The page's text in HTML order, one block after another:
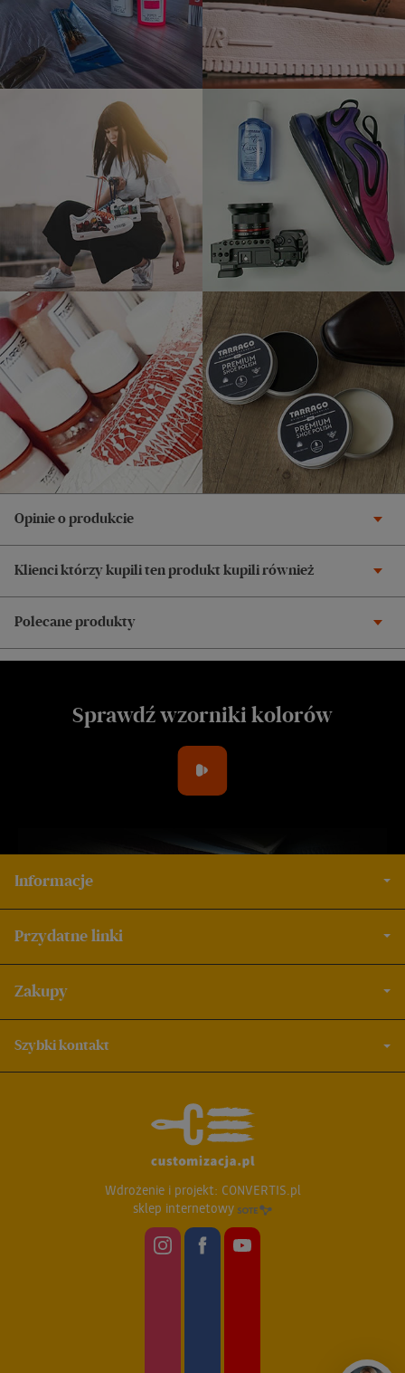
Opinie o produkcie
Klienci którzy kupili ten produkt kupili również
Polecane produkty
Sprawdź wzorniki kolorów
Informacje
Przydatne linki
Zakupy
Szybki kontakt
Wdrożenie i projekt: CONVERTIS.pl
sklep internetowy